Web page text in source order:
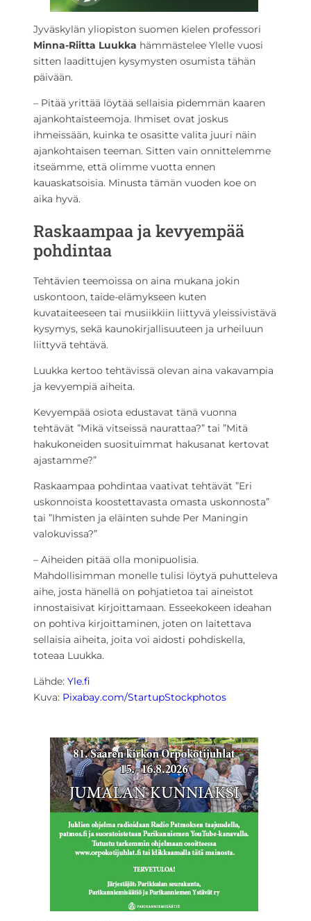
Jyväskylän yliopiston suomen kielen professori
Minna-Riitta Luukka hämmästelee Ylelle vuosi
sitten laadittujen kysymysten osumista tähän
päivään.
– Pitää yrittää löytää sellaisia pidemmän kaaren
ajankohtaisteemoja. Ihmiset ovat joskus
ihmeissään, kuinka te osasitte valita juuri näin
ajankohtaisen teeman. Sitten vain onnittelemme
itseämme, että olimme vuotta ennen
kauaskatsoisia. Minusta tämän vuoden koe on
aika hyvä.
Raskaampaa ja kevyempää
pohdintaa
Tehtävien teemoissa on aina mukana jokin
uskontoon, taide-elämykseen kuten
kuvataiteeseen tai musiikkiin liittyvä yleissivistävä
kysymys, sekä kaunokirjallisuuteen ja urheiluun
liittyvä tehtävä.
Luukka kertoo tehtävissä olevan aina vakavampia
ja kevyempiä aiheita.
Kevyempää osiota edustavat tänä vuonna
tehtävät ”Mikä vitseissä naurattaa?” tai ”Mitä
hakukoneiden suosituimmat hakusanat kertovat
ajastamme?”
Raskaampaa pohdintaa vaativat tehtävät ”Eri
uskonnoista koostettavasta omasta uskonnosta”
tai ”Ihmisten ja eläinten suhde Per Maningin
valokuvissa?”
– Aiheiden pitää olla monipuolisia.
Mahdollisimman monelle tulisi löytyä puhutteleva
aihe, josta hänellä on pohjatietoa tai aineistot
innostaisivat kirjoittamaan. Esseekokeen ideahan
on pohtiva kirjoittaminen, joten on laitettava
sellaisia aiheita, joita voi aidosti pohdiskella,
toteaa Luukka.
Lähde: Yle.fi
Kuva: Pixabay.com/StartupStockphotos